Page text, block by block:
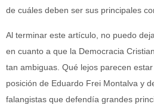
de cuáles deben ser sus principales
Al terminar este artículo, no puedo
en cuanto a que la Democracia
tan ambiguas. Qué lejos parecen
posición de Eduardo Frei Montalva y
falangistas que defendía grandes